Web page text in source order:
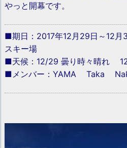
やっと開幕です。
■期日：2017年12月29日～12
スキー場
■天候：12/29 曇り時々晴れ
■メンバー：YAMA Taka